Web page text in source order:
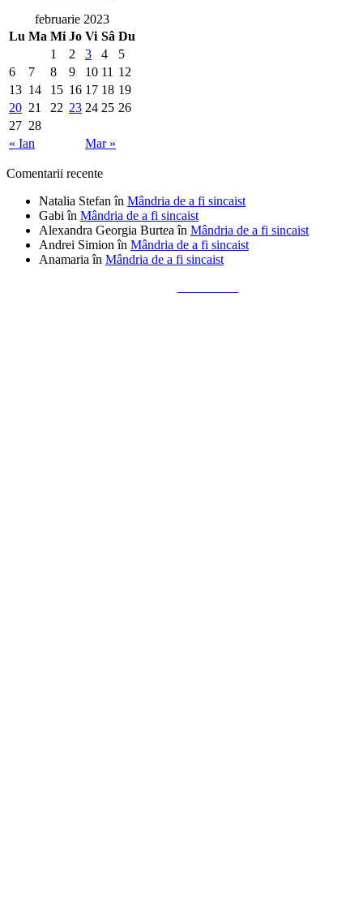
februarie 2023
Lu Ma Mi Jo Vi Sâ Du
« Ian Mar »
1 2 3 4
5
6
7 8 9 10 11 12
13 14 15 16 17 18 19
20 21 22 23 24 25 26
27 28
Comentarii recente
Natalia Stefanîn Mândria de a fi sincaist
Gabiîn Mândria de a fi sincaist
Alexandra Georgia Burteaîn Mândria de a fi sincaist
Andrei Simionîn Mândria de a fi sincaist
Anamariaîn Mândria de a fi sincaist